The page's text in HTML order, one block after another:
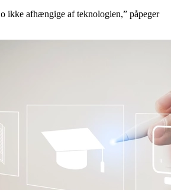
ikke afhængige af teknologien,” påpeger